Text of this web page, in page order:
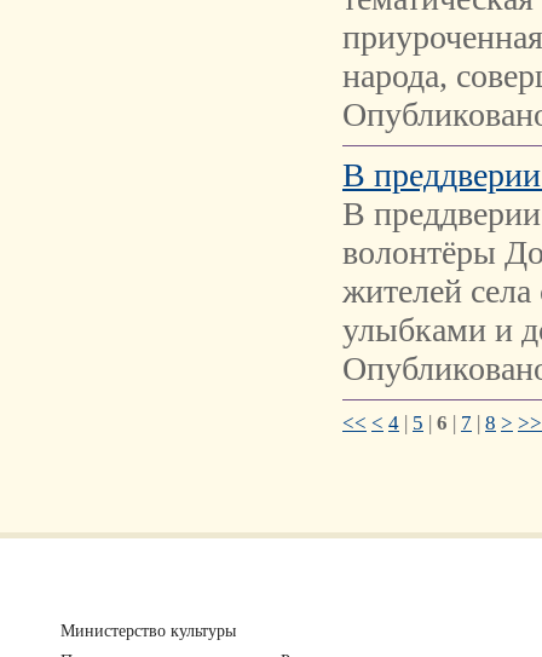
народа,
В
В
волонтёры
жителей
улыбками и
<< < 4 | 5 | 6 | 7 | 8 > >>
Министерство культуры